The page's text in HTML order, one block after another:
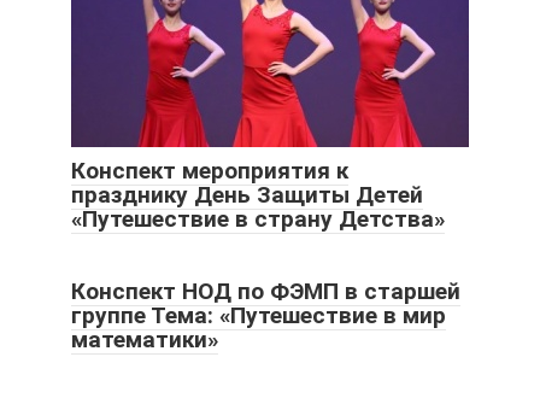
Конспект мероприятия к
празднику День Защиты Детей
«Путешествие в страну Детства»
Конспект НОД по ФЭМП в старшей
группе Тема: «Путешествие в мир
математики»